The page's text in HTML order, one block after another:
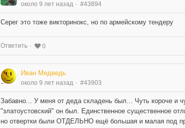
около 9 лет назад #43894
Серег это тоже викторинокс, но по армейскому тендеру
Ответить 0
Иван Медведь
около 9 лет назад #43903
Забавно... У меня от деда складень был... Чуть короче и
"златоустовский" он был. Единственное существенное
но отвертки были ОТДЕЛЬНО ещё большая и малая под